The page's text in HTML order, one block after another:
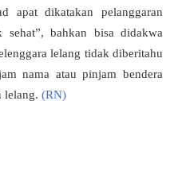
apat dikatakan pelanggaran
sehat”, bahkan bisa didakwa
lelang tidak diberitahu
nama atau pinjam bendera
lelang. (RN)